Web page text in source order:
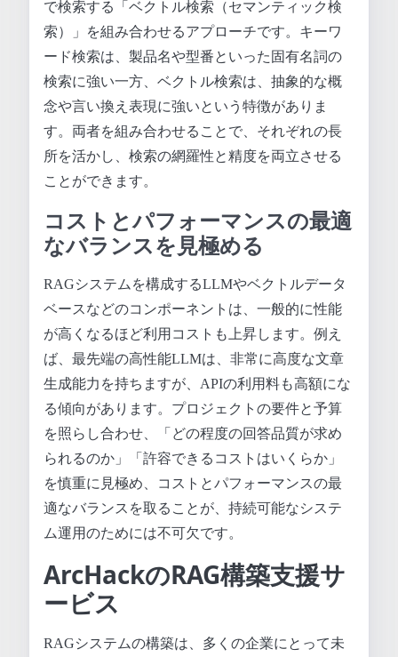
で検索する「ベクトル検索（セマンティック検
索）」を組み合わせるアプローチです。キーワ
ード検索は、製品名や型番といった固有名詞の
検索に強い一方、ベクトル検索は、抽象的な概
念や言い換え表現に強いという特徴がありま
す。両者を組み合わせることで、それぞれの長
所を活かし、検索の網羅性と精度を両立させる
ことができます。
コストとパフォーマンスの最適
なバランスを見極める
RAGシステムを構成するLLMやベクトルデータ
ベースなどのコンポーネントは、一般的に性能
が高くなるほど利用コストも上昇します。例え
ば、最先端の高性能LLMは、非常に高度な文章
生成能力を持ちますが、APIの利用料も高額にな
る傾向があります。プロジェクトの要件と予算
を照らし合わせ、「どの程度の回答品質が求め
られるのか」「許容できるコストはいくらか」
を慎重に見極め、コストとパフォーマンスの最
適なバランスを取ることが、持続可能なシステ
ム運用のためには不可欠です。
ArcHackのRAG構築支援サ
ービス
RAGシステムの構築は、多くの企業にとって未